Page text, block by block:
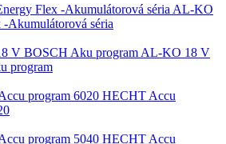
AL-KO
Akumulátorová séria
AL-KO 18 V
program
HECHT Accu
HECHT Accu